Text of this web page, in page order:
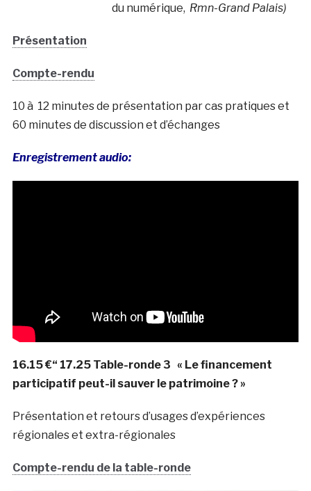
du numérique, Rmn-Grand Palais)
Présentation
Compte-rendu
10 à 12 minutes de présentation par cas pratiques et
60 minutes de discussion et d’échanges
Enregistrement audio:
16.15 €“ 17.25 Table-ronde 3 « Le financement
participatif peut-il sauver le patrimoine ? »
Présentation et retours d’usages d’expériences
régionales et extra-régionales
Compte-rendu de la table-ronde